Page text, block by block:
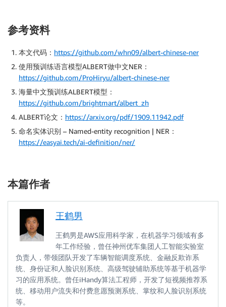
参考资料
本文代码： https://github.com/whn09/albert-chinese-ner
使用预训练语言模型ALBERT做中文NER：
https://github.com/ProHiryu/albert-chinese-ner
海量中文预训练ALBERT模型：
https://github.com/brightmart/albert_zh
ALBERT论文： https://arxiv.org/pdf/1909.11942.pdf
命名实体识别 – Named-entity recognition | NER：
https://easyai.tech/ai-definition/ner/
本篇作者
王鹤男
王鹤男是AWS应用科学家，在机器学习领域有多
年工作经验，曾任神州优车集团人工智能实验室
负责人，带领团队开发了车辆智能调度系统、金融反欺诈系
统、身份证和人脸识别系统、高级驾驶辅助系统等基于机器学
习的应用系统。曾任iHandy算法工程师，开发了短视频推荐系
统、移动用户流失和付费意愿预测系统、掌纹和人脸识别系统
等。